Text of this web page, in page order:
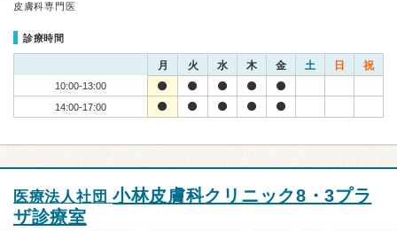
皮膚科専門医
診療時間
月 火 水 木 金 土 日 祝
10:00-13:00
14:00-17:00
医療法人社団 小林皮膚科クリニック8・3プラ
ザ診療室